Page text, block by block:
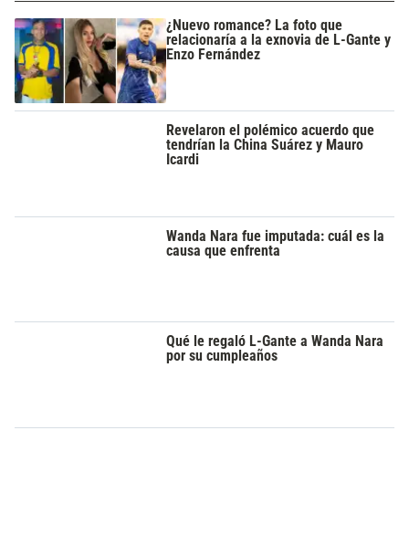
¿Nuevo romance? La foto que
relacionaría a la exnovia de L-Gante y
Enzo Fernández
Revelaron el polémico acuerdo que
tendrían la China Suárez y Mauro
Icardi
Wanda Nara fue imputada: cuál es la
causa que enfrenta
Qué le regaló L-Gante a Wanda Nara
por su cumpleaños